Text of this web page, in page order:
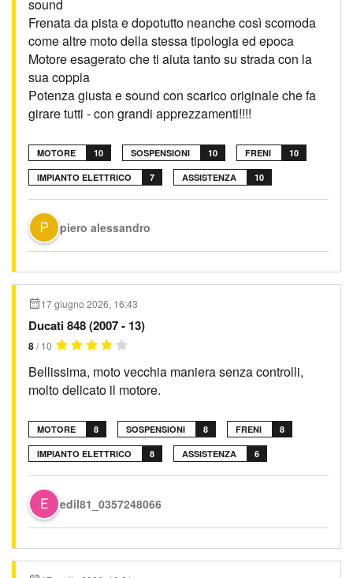
sound
Frenata da pista e dopotutto neanche così scomoda
come altre moto della stessa tipologia ed epoca
Motore esagerato che ti aiuta tanto su strada con la
sua coppia
Potenza giusta e sound con scarico originale che fa
girare tutti - con grandi apprezzamenti!!!!
MOTORE 10 SOSPENSIONI 10 FRENI 10
IMPIANTO ELETTRICO 7 ASSISTENZA 10
piero alessandro
17 giugno 2026, 16:43
Ducati 848 (2007 - 13)
8/ 10
Bellissima, moto vecchia maniera senza controlli,
molto delicato il motore.
MOTORE 8 SOSPENSIONI 8 FRENI 8
IMPIANTO ELETTRICO 8 ASSISTENZA 6
edil81_0357248066